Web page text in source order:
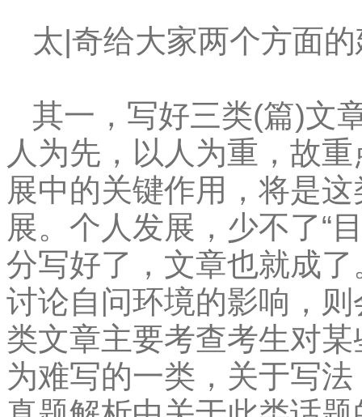
太|奇给大家两个方面
其一，写好三类(篇)文
人为先，以人为重，故
展中的关键作用，将是
展。个人发展，少不了“
分写好了，文章也就成
讨论自问环境的影响，
类文章主要考查考生对
为难写的一类，关于写